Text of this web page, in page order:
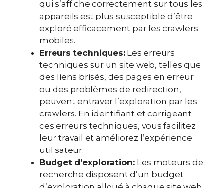
qui s’affiche correctement sur tous les
appareils est plus susceptible d’être
exploré efficacement par les crawlers
mobiles.
Erreurs techniques: Les erreurs
techniques sur un site web, telles que
des liens brisés, des pages en erreur
ou des problèmes de redirection,
peuvent entraver l’exploration par les
crawlers. En identifiant et corrigeant
ces erreurs techniques, vous facilitez
leur travail et améliorez l’expérience
utilisateur.
Budget d’exploration: Les moteurs de
recherche disposent d’un budget